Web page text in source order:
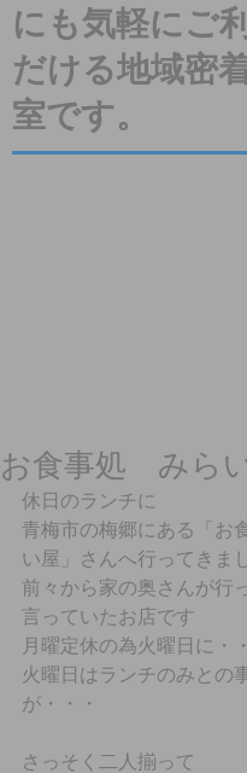
にも気軽にご
だける地域密
室です。
お食事処 みら
休日のランチに
青梅市の梅郷にある「お
い屋」さんへ行ってきま
前々から家の奥さんが行
言っていたお店です
月曜定休の為火曜日に・
火曜日はランチのみとの
が・・・
さっそく二人揃って